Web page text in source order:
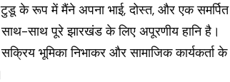
के रूप में मैंने अपना भाई, दोस्त, और एक
साथ-साथ पूरे झारखंड के लिए अपूरणीय हानि है।
भूमिका निभाकर और सामाजिक